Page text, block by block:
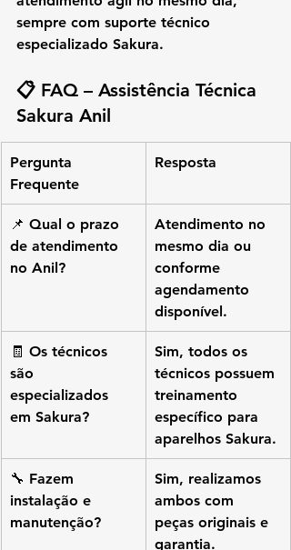
sempre com suporte técnico
especializado Sakura.
📋 FAQ – Assistência Técnica
Sakura Anil
Pergunta
Frequente
Resposta
📌 Qual o prazo
de atendimento
no Anil?
Atendimento no
mesmo dia ou
conforme
agendamento
disponível.
🧾 Os técnicos
são
especializados
em Sakura?
Sim, todos os
técnicos possuem
treinamento
específico para
aparelhos Sakura.
🔧 Fazem
instalação e
manutenção?
Sim, realizamos
ambos com
peças originais e
garantia.